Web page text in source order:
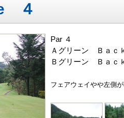
４
Par ４
Ａグリーン Ｂａｃ
Ｂグリーン Ｂａｃ
フェアウェイやや左側